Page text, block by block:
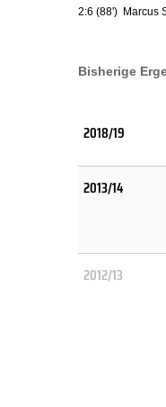
2:6 (88') Marcus
Bisherige
2018/19
2013/14
2012/13